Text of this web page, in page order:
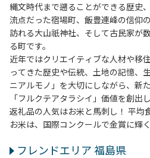
縄文時代まで遡ることができる歴史
流点だった宿場町、飯豊連峰の信仰
訪れる大山祇神社、そして古民家が
る町です。
近年ではクリエイティブな人材や移
ってきた歴史や伝統、土地の記憶、
ニアルモノ」を大切にしながら、新
「フルクテアタラシイ」価値を創出
返礼品の人気はお米と馬刺し！ 平均
お米は、国際コンクールで金賞に輝
フレンドエリア 福島県